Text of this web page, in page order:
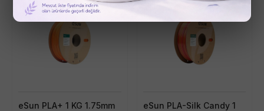
eSun PLA+ 1 KG 1.75mm
eSun PLA-Silk Candy 1